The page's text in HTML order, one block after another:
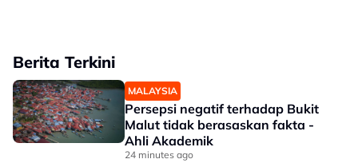
Berita Terkini
MALAYSIA
Persepsi negatif terhadap Bukit
Malut tidak berasaskan fakta -
Ahli Akademik
24 minutes ago